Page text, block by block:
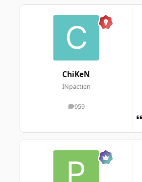
ChiKeN
INpactien
959
messages